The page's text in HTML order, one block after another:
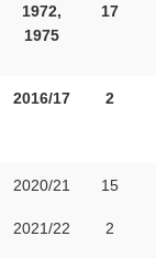
1972,
1975
17
2016/17 2
2020/21
2021/22
15
2